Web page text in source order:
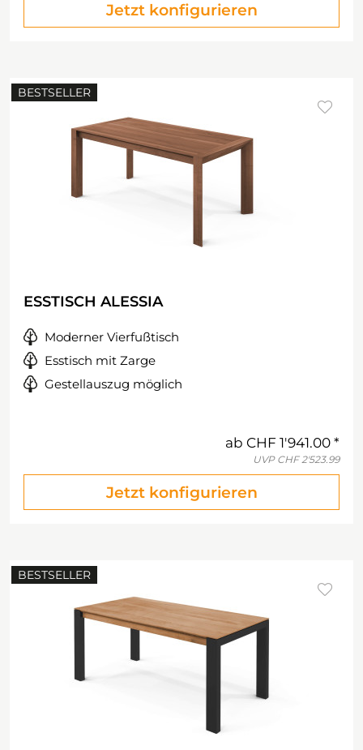
Jetzt konfigurieren
BESTSELLER
ESSTISCH ALESSIA
Moderner Vierfußtisch
Esstisch mit Zarge
Gestellauszug möglich
ab CHF 1'941.00
UVP CHF 2'523.99
Jetzt konfigurieren
BESTSELLER